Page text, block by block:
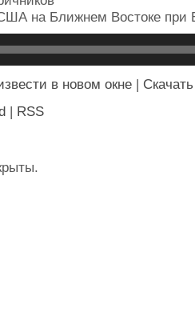
на Ближнем Востоке при
в новом окне | Скачать
| RSS